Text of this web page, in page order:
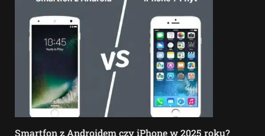
Smartfon z Androidem czy iPhone w 2025 roku?